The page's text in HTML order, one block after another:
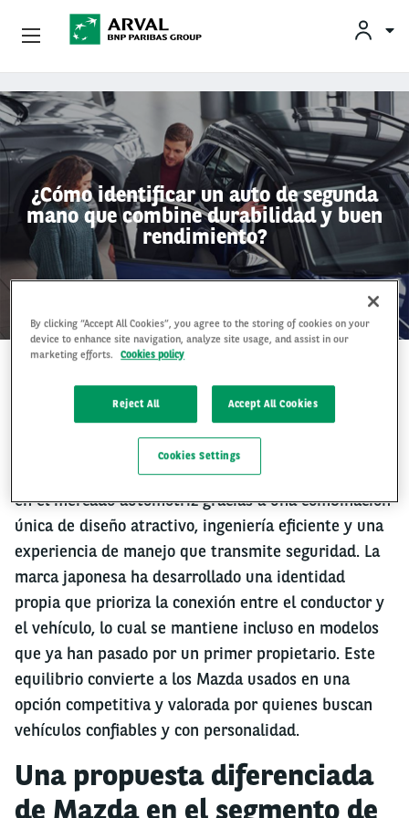
Pasar al contenido principal
¿Cómo identificar un auto de segunda
mano que combine durabilidad y buen
rendimiento?
autos usados Mazdahan ganado protagonismo
en el mercado automotriz gracias a una combinación
única de diseño atractivo, ingeniería eficiente y una
experiencia de manejo que transmite seguridad. La
marca japonesa ha desarrollado una identidad
propia que prioriza la conexión entre el conductor y
el vehículo, lo cual se mantiene incluso en modelos
que ya han pasado por un primer propietario. Este
equilibrio convierte a los Mazda usados en una
opción competitiva y valorada por quienes buscan
vehículos confiables y con personalidad.
Una propuesta diferenciada
de Mazda en el segmento de
Empresas
Socios Estratégicos
Sobre Arval
Servicios Al Conductor
Vehículos Usados
By clicking “Accept All Cookies”, you agree to the storing of cookies on your
device to enhance site navigation, analyze site usage, and assist in our
marketing efforts.
Cookies policy
Reject All Accept All Cookies
Cookies Settings